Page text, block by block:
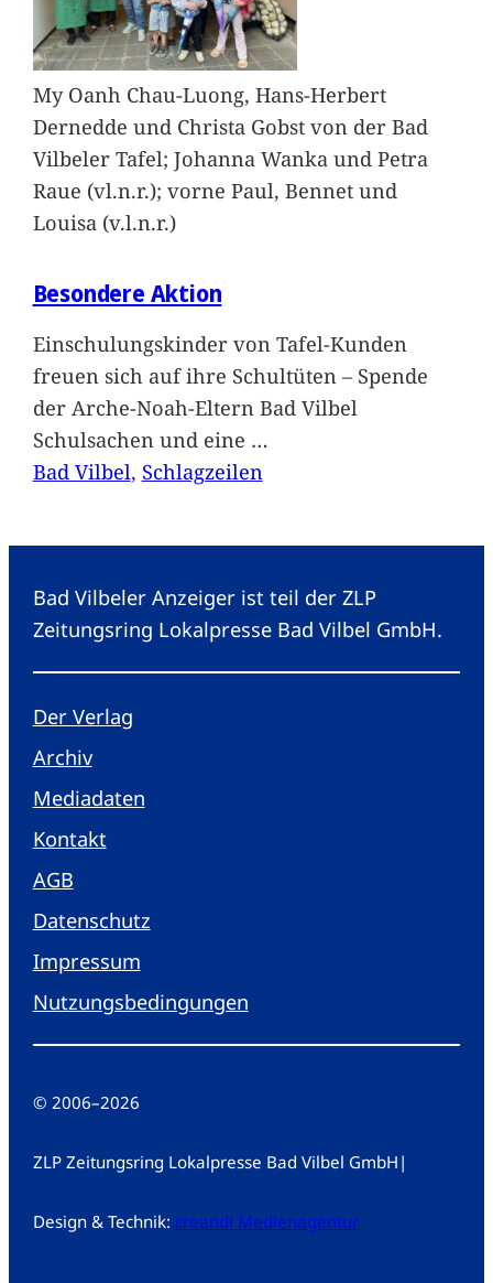
My Oanh Chau-Luong, Hans-Herbert
Dernedde und Christa Gobst von der Bad
Vilbeler Tafel; Johanna Wanka und Petra
Raue (vl.n.r.); vorne Paul, Bennet und
Louisa (v.l.n.r.)
Besondere Aktion
Einschulungskinder von Tafel-Kunden
freuen sich auf ihre Schultüten – Spende
der Arche-Noah-Eltern Bad Vilbel
Schulsachen und eine …
Bad Vilbel, Schlagzeilen
Bad Vilbeler Anzeiger ist teil der ZLP
Zeitungsring Lokalpresse Bad Vilbel GmbH.
Der Verlag
Archiv
Mediadaten
Kontakt
AGB
Datenschutz
Impressum
Nutzungsbedingungen
© 2006–2026
ZLP Zeitungsring Lokalpresse Bad Vilbel GmbH |
Design & Technik: creandi Medienagentur